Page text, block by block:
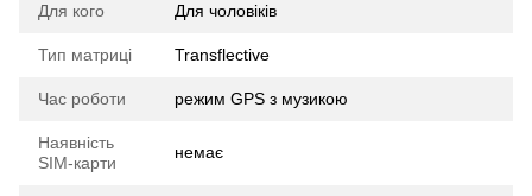
Для кого Для чоловіків
Тип матриці Transflective
Час роботи режим GPS з музикою
Наявність
SIM-карти
немає